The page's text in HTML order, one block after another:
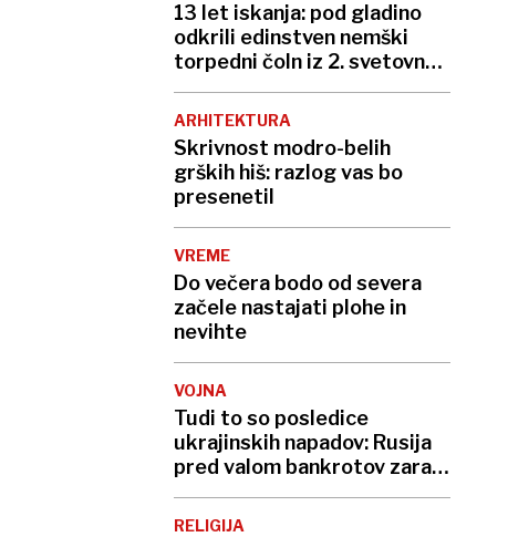
13 let iskanja: pod gladino
odkrili edinstven nemški
torpedni čoln iz 2. svetovne
vojne
ARHITEKTURA
Skrivnost modro-belih
grških hiš: razlog vas bo
presenetil
VREME
Do večera bodo od severa
začele nastajati plohe in
nevihte
VOJNA
Tudi to so posledice
ukrajinskih napadov: Rusija
pred valom bankrotov zaradi
neplačanih kreditov
RELIGIJA